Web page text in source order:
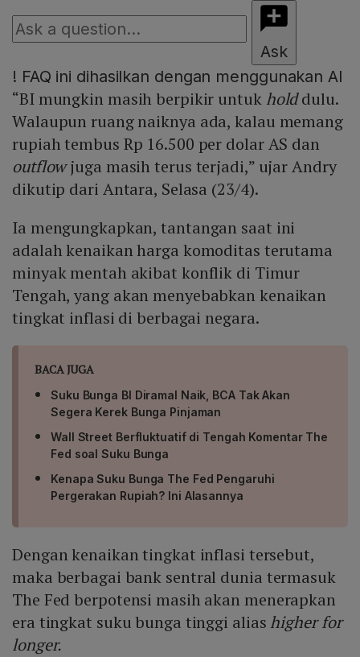
Ask
! FAQ ini dihasilkan dengan menggunakan AI
“BI mungkin masih berpikir untukholddulu.
Walaupun ruang naiknya ada, kalau memang
rupiah tembus Rp 16.500 per dolar AS dan
outflowjuga masih terus terjadi,” ujar Andry
dikutip dari Antara, Selasa (23/4).
Ia mengungkapkan, tantangan saat ini
adalah kenaikan harga komoditas terutama
minyak mentah akibat konflik di Timur
Tengah, yang akan menyebabkan kenaikan
tingkat inflasi di berbagai negara.
BACA JUGA
Suku Bunga BI Diramal Naik, BCA Tak Akan
Segera Kerek Bunga Pinjaman
Wall Street Berfluktuatif di Tengah Komentar The
Fed soal Suku Bunga
Kenapa Suku Bunga The Fed Pengaruhi
Pergerakan Rupiah? Ini Alasannya
Dengan kenaikan tingkat inflasi tersebut,
maka berbagai bank sentral dunia termasuk
The Fed berpotensi masih akan menerapkan
era tingkat suku bunga tinggi aliashigher for
longer.